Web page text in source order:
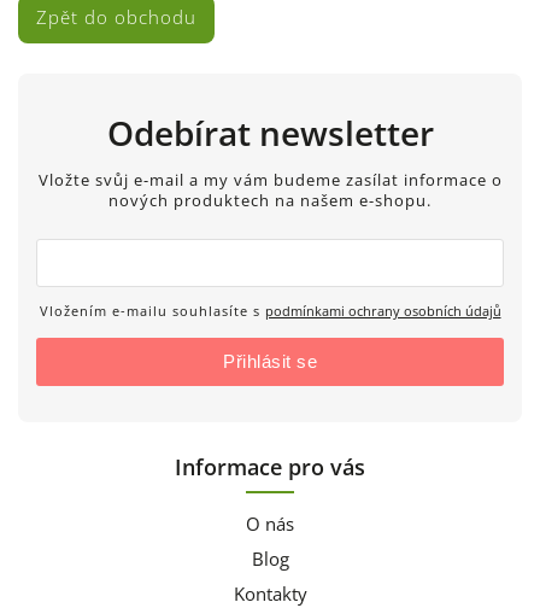
Zpět do obchodu
Odebírat newsletter
Vložte svůj e-mail a my vám budeme zasílat informace o
nových produktech na našem e-shopu.
Vložením e-mailu souhlasíte s podmínkami ochrany osobních údajů
Přihlásit se
Informace pro vás
O nás
Blog
Kontakty